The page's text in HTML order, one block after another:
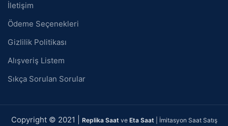
İletişim
Ödeme Seçenekleri
Gizlilik Politikası
Alışveriş Listem
Sıkça Sorulan Sorular
Copyright © 2021 | Replika Saat ve Eta Saat | İmitasyon Saat Satış